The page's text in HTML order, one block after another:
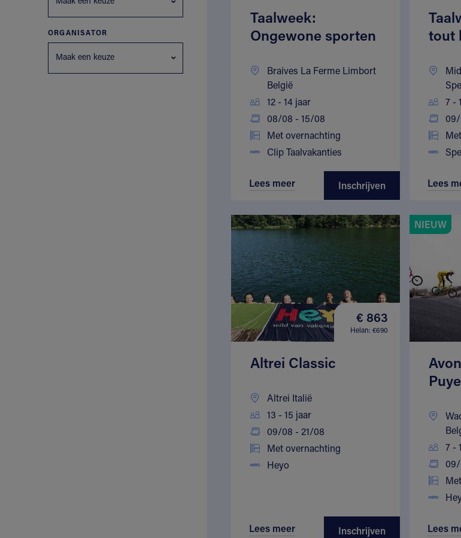
ORGANISATOR
Maak een keuze
Taalweek:
Ongewone sporten
Braives La Ferme Limbort
België
12 - 14 jaar
08/08 - 15/08
Met overnachting
Clip Taalvakanties
Lees meer Inschrijven
tout
7 -
Lees
€ 863
Helan: €690
Altrei Classic
Altrei Italië
13 - 15 jaar
09/08 - 21/08
Met overnachting
Heyo
Lees meer Inschrijven
NIEUW
7 -
Lees